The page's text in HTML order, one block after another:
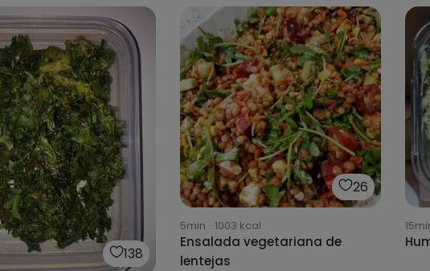
138
26
5min · 1003 kcal
Ensalada vegetariana de
lentejas